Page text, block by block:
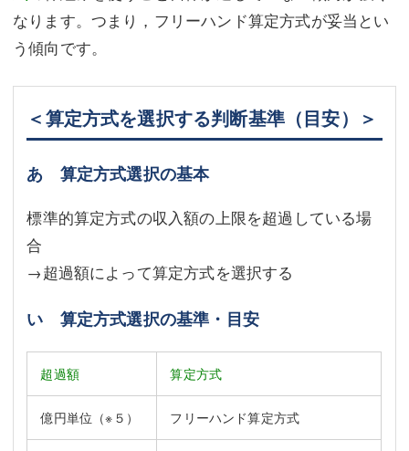
なります。つまり，フリーハンド算定方式が妥当とい
う傾向です。
＜算定方式を選択する判断基準（目安）＞
あ 算定方式選択の基本
標準的算定方式の収入額の上限を超過している場
合
→超過額によって算定方式を選択する
い 算定方式選択の基準・目安
超過額 算定方式
億円単位 （※５） フリーハンド算定方式